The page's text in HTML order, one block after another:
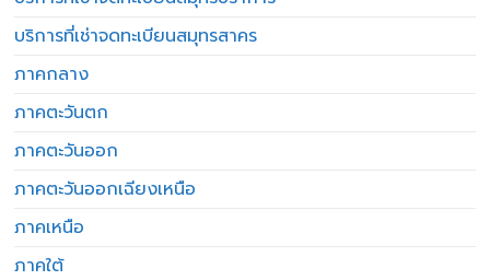
บริการที่เช่าจดทะเบียนสมุทรสาคร
ภาคกลาง
ภาคตะวันตก
ภาคตะวันออก
ภาคตะวันออกเฉียงเหนือ
ภาคเหนือ
ภาคใต้